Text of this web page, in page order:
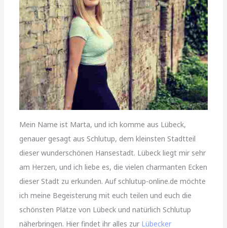
Mein Name ist Marta, und ich komme aus Lübeck,
genauer gesagt aus Schlutup, dem kleinsten Stadtteil
dieser wunderschönen Hansestadt. Lübeck liegt mir sehr
am Herzen, und ich liebe es, die vielen charmanten Ecken
dieser Stadt zu erkunden. Auf schlutup-online.de möchte
ich meine Begeisterung mit euch teilen und euch die
schönsten Plätze von Lübeck und natürlich Schlutup
näherbringen. Hier findet ihr alles zur Lübecker